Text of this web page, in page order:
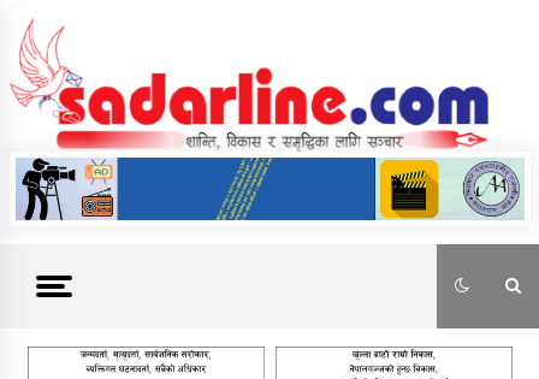
content
News For Nepal